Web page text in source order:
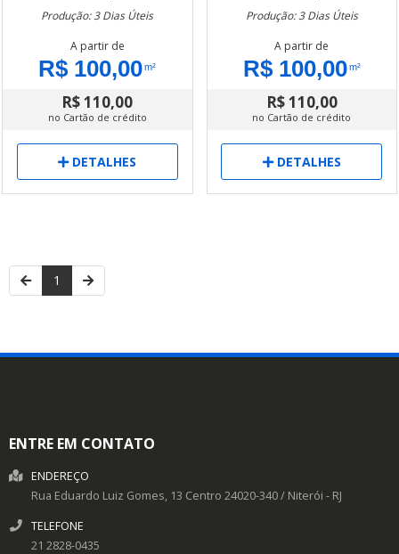
Produção: 3 Dias Úteis
A partir de
R$ 100,00m²
R$ 110,00
no Cartão de crédito
DETALHES
Produção: 3 Dias Úteis
A partir de
R$ 100,00m²
R$ 110,00
no Cartão de crédito
DETALHES
1
ENTRE EM CONTATO
ENDEREÇO
Rua Eduardo Luiz Gomes, 13 Centro 24020-340/ Niterói - RJ
TELEFONE
21 2828-0435